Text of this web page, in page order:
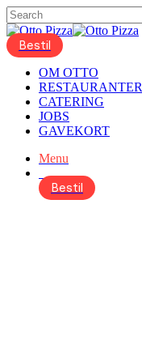
Skip
to
main
content
Close
Search
Menu
OM OTTO
RESTAURANTER
CATERING
JOBS
GAVEKORT
Menu
Bestil
account